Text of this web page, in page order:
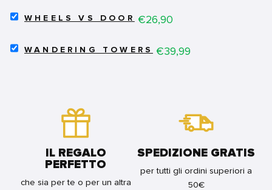
ANIMALI
IL
BANDIERE
SELECT
DOOR
WHEELS VS DOOR Price
€26,90
SELECT
WANDERING TOWERS Price
€39,99
IL REGALO
PERFETTO
che sia per te o per un altra
SPEDIZIONE GRATIS
per tutti gli ordini superiori a
50€